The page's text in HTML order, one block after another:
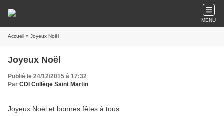
MENU
Accueil » Joyeux Noël
Joyeux Noël
Publié le 24/12/2015 à 17:32
Par CDI Collège Saint Martin
Joyeux Noël et bonnes fêtes à tous